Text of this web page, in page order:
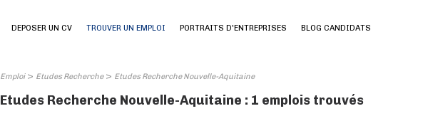
DEPOSER UN CV TROUVER UN EMPLOI PORTRAITS D'ENTREPRISES BLOG CANDIDATS
Emploi> Etudes Recherche> Etudes Recherche Nouvelle-Aquitaine
Etudes Recherche Nouvelle-Aquitaine : 1 emplois trouvés